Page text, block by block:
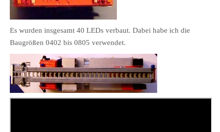
Es wurden insgesamt 40 LEDs verbaut. Dabei habe ich die
Baugrößen 0402 bis 0805 verwendet.